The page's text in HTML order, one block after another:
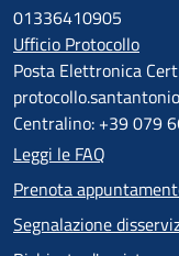
01336410905
Ufficio Protocollo
Posta Elettronica
Centralino: +39 079
Leggi le FAQ
Prenota
Segnalazione